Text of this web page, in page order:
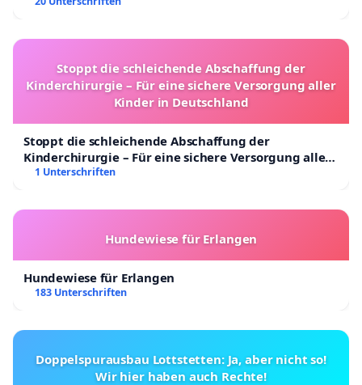
Stoppt die schleichende Abschaffung der
Kinderchirurgie – Für eine sichere Versorgung aller
Kinder in Deutschland
Stoppt die schleichende Abschaffung der
Kinderchirurgie – Für eine sichere Versorgung aller
Kinder in Deutschland
1 Unterschriften
Hundewiese für Erlangen
Hundewiese für Erlangen
183 Unterschriften
Doppelspurausbau Lottstetten: Ja, aber nicht so!
Wir hier haben auch Rechte!